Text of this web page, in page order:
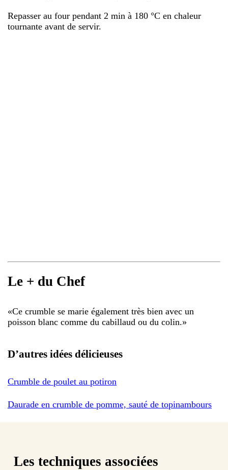
Repasser au four pendant 2 min à 180 °C en chaleur
tournante avant de servir.
Le + du Chef
«Ce crumble se marie également très bien avec un
poisson blanc comme du cabillaud ou du colin.»
D’autres idées délicieuses
Crumble de poulet au potiron
Daurade en crumble de pomme, sauté de topinambours
Les techniques associées